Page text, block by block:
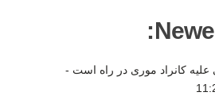
علیه کانراد موری در راه است -